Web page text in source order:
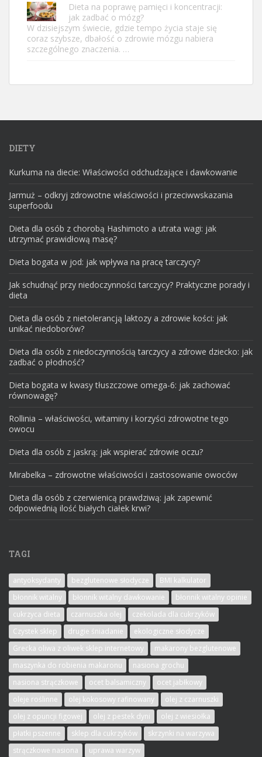
Dieta na poprawę pamięci i koncentracji:
jak zadbać o mózg?
W dzisiejszym świecie, gdzie tempo życia staje się
coraz szybsze, dbałość o zdrowie mózgu nabiera
szczególnego znaczenia. …
DIETY
Kurkuma na diecie: Właściwości odchudzające i dawkowanie
Jarmuż – odkryj zdrowotne właściwości i przeciwwskazania
superfoodu
Dieta dla osób z chorobą Hashimoto a utrata wagi: jak
utrzymać prawidłową masę?
Dieta bogata w jod: jak wpływa na pracę tarczycy?
Jak schudnąć przy niedoczynności tarczycy? Praktyczne porady i
dieta
Dieta dla osób z nietolerancją laktozy a zdrowie kości: jak
unikać niedoborów?
Dieta dla osób z niedoczynnością tarczycy a zdrowe dziecko: jak
zadbać o płodność?
Dieta bogata w kwasy tłuszczowe omega-6: jak zachować
równowagę?
Rollinia – właściwości, witaminy i korzyści zdrowotne tego
owocu
Dieta dla osób z jaskrą: jak wspierać zdrowie oczu?
Mirabelka – zdrowotne właściwości i zastosowanie owoców
Dieta dla osób z czerwienicą prawdziwą: jak zapewnić
odpowiednią ilość białych ciałek krwi?
TAGI
antyoksydanty bezglutenowe słodycze
BMI kalkulator
błonnik witalny
błonnik witalny dawkowanie
błonnik witalny opinie
cukrzyca dieta
czarnuszka olej
czekolada dla cukrzyków
Czystek sklep
drugie śniadanie
ekologiczne słodycze
Grecka oliwa z oliwek sklep internetowy
makarony bezglutenowe
maszynka do robienia makaronu
nasiona grochu
nasiona strączkowe
ocet balsamiczny
ocet jabłkowy
oleje roślinne
olej kokosowy rafinowany
olej z czarnuszki
olej z opuncji figowej
olej z pestek dyni
olej z wiesiołka
płatki pszenne
sklep dla cukrzyków
skrzynki na warzywa
strączkowe nasiona
uprawa warzyw